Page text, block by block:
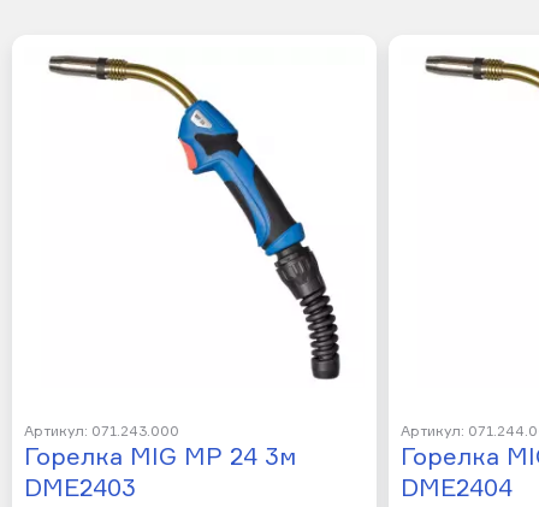
Артикул: 071.243.000
Горелка MIG MP 24 3м
DME2403
Артикул:
Горелка
DME2404